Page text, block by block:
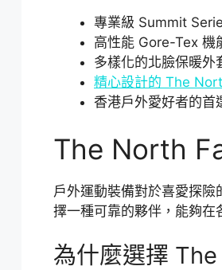
專業級 Summit
高性能 Gore-Tex 機
多樣化的北臉保暖外
精心設計的 The
香港戶外愛好者的首
The North
戶外運動裝備對於喜愛探險
擇一種可靠的夥伴，能夠在
為什麼選擇